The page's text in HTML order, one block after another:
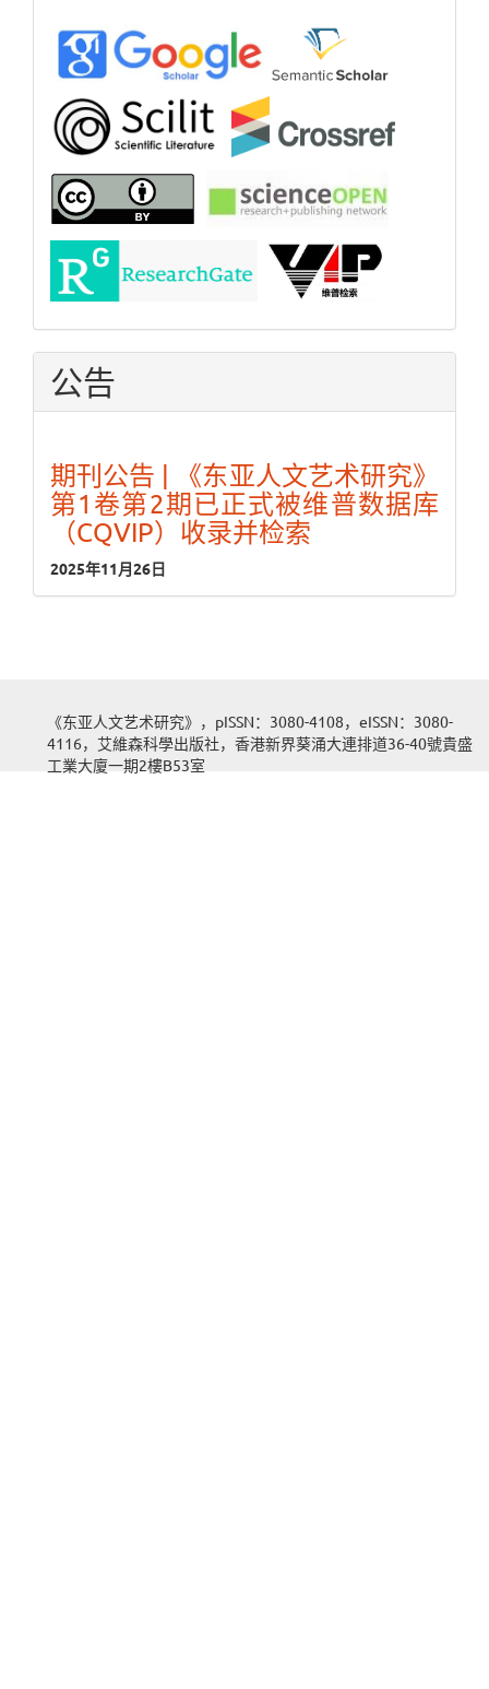
公告
期刊公告 | 《东亚人文艺术研究》
第1卷第2期已正式被维普数据库
（CQVIP）收录并检索
2025年11月26日
《东亚人文艺术研究》，pISSN：3080-4108，eISSN：3080-
4116，艾維森科學出版社，香港新界葵涌大連排道36-40號貴盛
工業大廈一期2樓B53室